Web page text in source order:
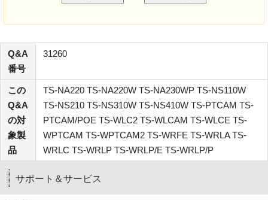
Q&A
番号
31260
この
Q&A
の対
象製
品
TS-NA220 TS-NA220W TS-NA230WP TS-NS110W
TS-NS210 TS-NS310W TS-NS410W TS-PTCAM TS-
PTCAM/POE TS-WLC2 TS-WLCAM TS-WLCE TS-
WPTCAM TS-WPTCAM2 TS-WRFE TS-WRLA TS-
WRLC TS-WRLP TS-WRLP/E TS-WRLP/P
サポート＆サービス